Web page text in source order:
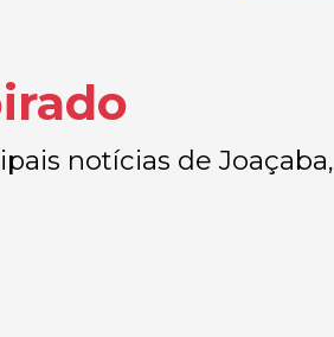
notícias de Joaçaba,